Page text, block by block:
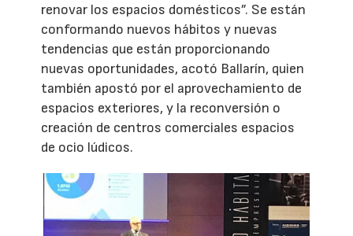
renovar los espacios domésticos”. Se están
conformando nuevos hábitos y nuevas
tendencias que están proporcionando
nuevas oportunidades, acotó Ballarín, quien
también apostó por el aprovechamiento de
espacios exteriores, y la reconversión o
creación de centros comerciales espacios
de ocio lúdicos.